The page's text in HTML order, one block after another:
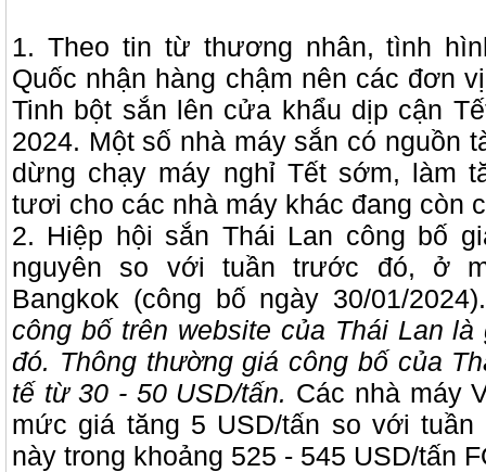
1. Theo tin từ thương nhân, tình
Quốc nhận hàng chậm nên các đơn
Tinh bột sắn lên cửa khẩu dịp cận
2024. Một số nhà máy sắn có nguồn
dừng chạy máy nghỉ Tết sớm, làm
tươi cho các nhà máy khác đang còn
2. Hiệp hội sắn Thái Lan công bố
nguyên so với tuần trước đó, ở
Bangkok (công bố ngày 30/01/
công bố trên website của Thái Lan
đó. Thông thường giá công bố của
tế từ 30 - 50 USD/tấn. Các nhà máy
mức giá tăng 5 USD/tấn so với
này trong khoảng 525 - 545 USD/tấn